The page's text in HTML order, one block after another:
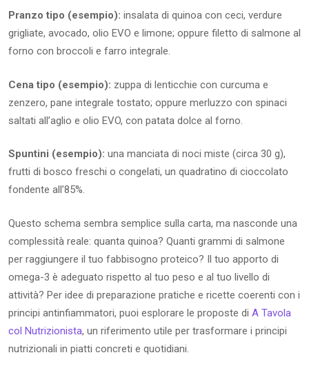
Pranzo tipo (esempio): insalata di quinoa con ceci, verdure
grigliate, avocado, olio EVO e limone; oppure filetto di salmone al
forno con broccoli e farro integrale.
Cena tipo (esempio): zuppa di lenticchie con curcuma e
zenzero, pane integrale tostato; oppure merluzzo con spinaci
saltati all’aglio e olio EVO, con patata dolce al forno.
Spuntini (esempio): una manciata di noci miste (circa 30 g),
frutti di bosco freschi o congelati, un quadratino di cioccolato
fondente all’85%.
Questo schema sembra semplice sulla carta, ma nasconde una
complessità reale: quanta quinoa? Quanti grammi di salmone
per raggiungere il tuo fabbisogno proteico? Il tuo apporto di
omega-3 è adeguato rispetto al tuo peso e al tuo livello di
attività? Per idee di preparazione pratiche e ricette coerenti con i
principi antinfiammatori, puoi esplorare le proposte di A Tavola
col Nutrizionista, un riferimento utile per trasformare i principi
nutrizionali in piatti concreti e quotidiani.